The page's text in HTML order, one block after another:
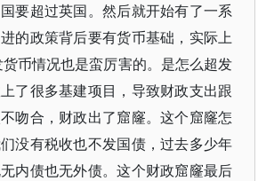
要超过英国。然后就开始有了一系
的政策背后要有货币基础，实际上
币情况也是蛮厉害的。是怎么超发
了很多基建项目，导致财政支出跟
吻合，财政出了窟窿。这个窟窿怎
没有税收也不发国债，过去多少年
内债也无外债。这个财政窟窿最后